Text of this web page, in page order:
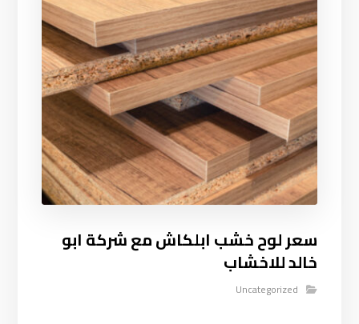
سعر لوح خشب ابلكاش مع شركة ابو
خالد للاخشاب
Uncategorized